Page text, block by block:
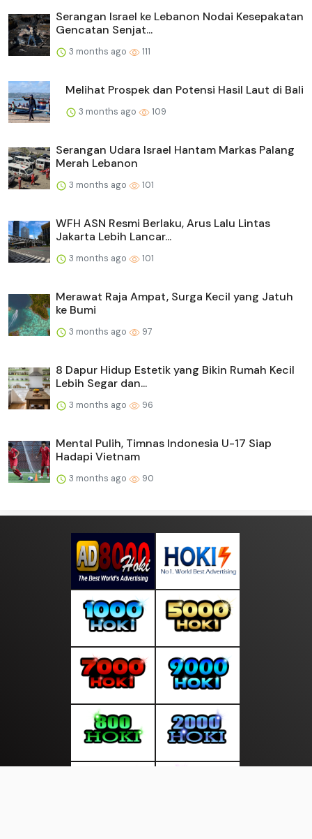
Serangan Israel ke Lebanon Nodai Kesepakatan
Gencatan Senjat...
3 months ago 111
Melihat Prospek dan Potensi Hasil Laut di Bali
3 months ago 109
Serangan Udara Israel Hantam Markas Palang
Merah Lebanon
3 months ago 101
WFH ASN Resmi Berlaku, Arus Lalu Lintas
Jakarta Lebih Lancar...
3 months ago 101
Merawat Raja Ampat, Surga Kecil yang Jatuh
ke Bumi
3 months ago 97
8 Dapur Hidup Estetik yang Bikin Rumah Kecil
Lebih Segar dan...
3 months ago 96
Mental Pulih, Timnas Indonesia U-17 Siap
Hadapi Vietnam
3 months ago 90